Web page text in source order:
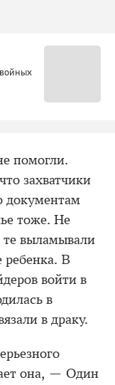
помогли.
захватчики
документам
тоже. Не
те выламывали
В
войти в
в
в драку.
она, — Один